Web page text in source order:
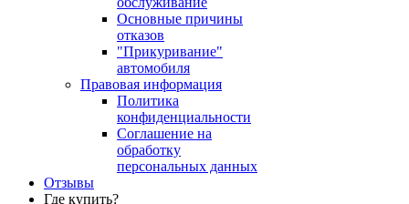
Основные причины
отказов
"Прикуривание"
автомобиля
Правовая информация
Политика
конфиденциальности
Соглашение на
обработку
персональных данных
Отзывы
Где купить?